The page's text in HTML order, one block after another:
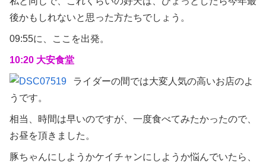
後かもしれないと思った方たちでしょう。
09:55に、ここを出発。
10:20 大安食堂
ライダーの間では大変人気の高いお店のよ
うです。
相当、時間は早いのですが、一度食べてみたかったので、
お昼を頂きました。
豚ちゃんにしようかケイチャンにしようか悩んでいたら、